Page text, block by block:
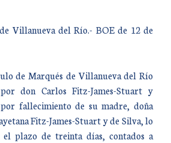
Villanueva del Río.- BOE de 12 de
de Marqués de Villanueva del Río
don Carlos Fitz-James-Stuart y
fallecimiento de su madre, doña
Fitz-James-Stuart y de Silva, lo
el plazo de treinta días, contados a